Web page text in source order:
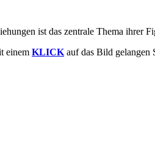
ist das zentrale Thema ihrer
einem KLICKauf das Bild gelangen